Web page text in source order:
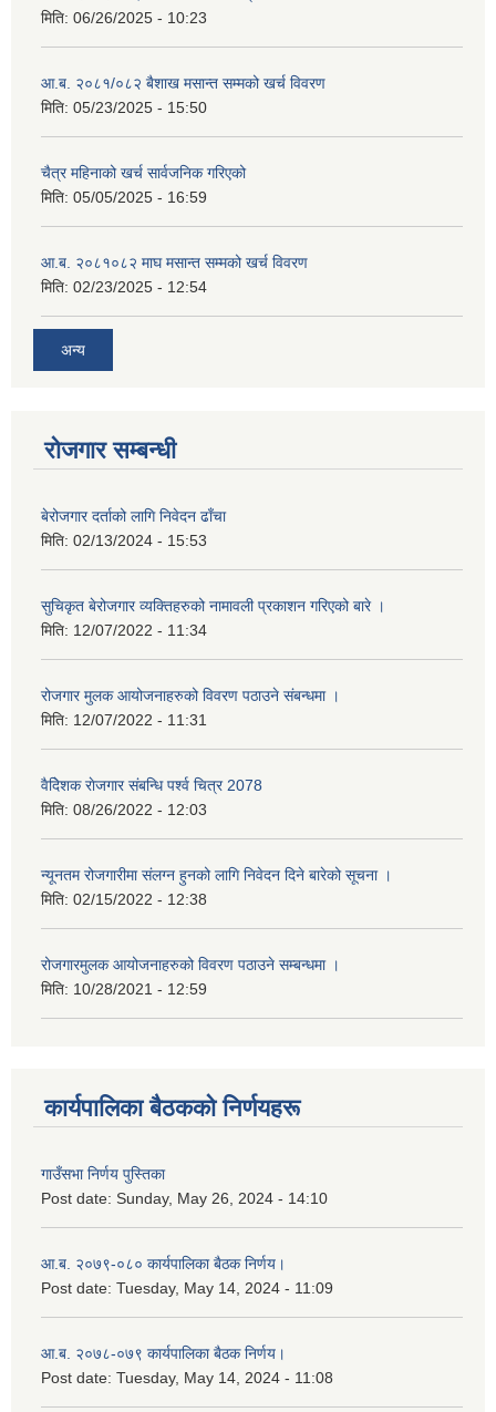
मिति: 06/26/2025 - 10:23
आ.ब. २०८१/०८२ बैशाख मसान्त सम्मको खर्च विवरण
मिति: 05/23/2025 - 15:50
चैत्र महिनाको खर्च सार्वजनिक गरिएको
मिति: 05/05/2025 - 16:59
आ.ब. २०८१०८२ माघ मसान्त सम्मको खर्च विवरण
मिति: 02/23/2025 - 12:54
अन्य
रोजगार सम्बन्धी
बेरोजगार दर्ताको लागि निवेदन ढाँचा
मिति: 02/13/2024 - 15:53
सुचिकृत बेरोजगार व्यक्तिहरुको नामावली प्रकाशन गरिएको बारे ।
मिति: 12/07/2022 - 11:34
रोजगार मुलक आयोजनाहरुको विवरण पठाउने संबन्धमा ।
मिति: 12/07/2022 - 11:31
वैदेिशक राेजगार संबन्धि पर्श्व चित्र 2078
मिति: 08/26/2022 - 12:03
न्यूनतम रोजगारीमा संलग्न हुनको लागि निवेदन दिने बारेको सूचना ।
मिति: 02/15/2022 - 12:38
रोजगारमुलक आयोजनाहरुको विवरण पठाउने सम्बन्धमा ।
मिति: 10/28/2021 - 12:59
कार्यपालिका बैठकको निर्णयहरू
गाउँसभा निर्णय पुस्तिका
Post date: Sunday, May 26, 2024 - 14:10
आ.ब. २०७९-०८० कार्यपालिका बैठक निर्णय।
Post date: Tuesday, May 14, 2024 - 11:09
आ.ब. २०७८-०७९ कार्यपालिका बैठक निर्णय।
Post date: Tuesday, May 14, 2024 - 11:08